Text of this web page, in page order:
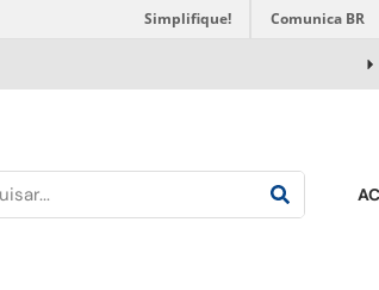
Simplifique! Comunica BR